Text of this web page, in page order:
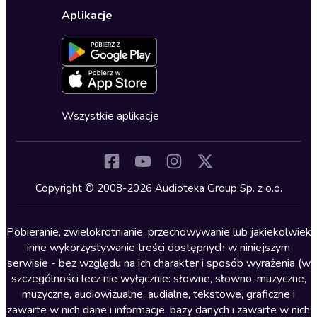
Dla młodzieży
Kryminały
Lektury szkolne
Literatura anglojęzyczna
Literatura faktu
Literatura obyczajowa
Literatura piękna obca
Ustawienia prywatności
Formularz zgłaszania nielegalnych treści
Deklaracja dostępności
Oferta dla firm i bibliotek
Dołącz do newslettera
Blog
Zapowiedzi
Cykle audiobooków
Aplikacje
Wszystkie aplikacje
Copyright © 2008-2026 Audioteka Group Sp. z o.o.
Pobieranie, zwielokrotnianie, przechowywanie lub jakiekolwiek
inne wykorzystywanie treści dostępnych w niniejszym
serwisie - bez względu na ich charakter i sposób wyrażenia (w
szczególności lecz nie wyłącznie: słowne, słowno-muzyczne,
muzyczne, audiowizualne, audialne, tekstowe, graficzne i
zawarte w nich dane i informacje, bazy danych i zawarte w nich